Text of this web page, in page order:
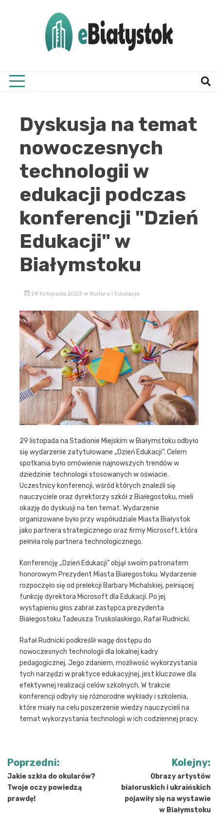
Dyskusja na temat
nowoczesnych
technologii w
edukacji podczas
konferencji "Dzień
Edukacji" w
Białymstoku
29 listopada 2023 w Kultura I Edukacja
29 listopada na Stadionie Miejskim w Białymstoku odbyło
się wydarzenie zatytułowane „Dzień Edukacji”. Celem
spotkania było omówienie najnowszych trendów w
dziedzinie technologii stosowanych w oświacie.
Uczestnicy konferencji, wśród których znaleźli się
nauczyciele oraz dyrektorzy szkół z Białegostoku, mieli
okazję do dyskusji na ten temat. Wydarzenie
organizowane było przy współudziale Miasta Białystok
jako partnera strategicznego oraz firmy Microsoft, która
pełniła rolę partnera technologicznego.
Konferencję „Dzień Edukacji” objął swoim patronatem
honorowym Prezydent Miasta Białegostoku. Wydarzenie
rozpoczęło się od prelekcji Barbary Michalskiej, pełniącej
funkcję dyrektora Microsoft dla Edukacji. Po jej
wystąpieniu głos zabrał zastępca prezydenta
Białegostoku Tadeusza Truskolaskiego, Rafał Rudnicki.
Rafał Rudnicki podkreślił wagę dostępu do
nowoczesnych technologii dla lokalnej kadry
pedagogicznej. Jego zdaniem, możliwość wykorzystania
tych narzędzi w praktyce edukacyjnej, jest kluczowe dla
efektywnej realizacji celów szkolnych. W trakcie
konferencji odbyły się różnorodne wykłady i szkolenia,
które miały na celu poszerzenie wiedzy nauczycieli na
temat wykorzystania technologii w ich codziennej pracy.
Nawigacja
wpisu
Poprzedni:
Jakie szkła do okularów?
Twoje oczy powiedzą
prawdę!
Kolejny:
Obrazy artystów
białoruskich i ukraińskich
pojawiły się na wystawie
w Białymstoku